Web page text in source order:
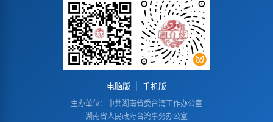
电脑版 手机版
主办单位：中共湖南省委台湾工作办公室
湖南省人民政府台湾事务办公室